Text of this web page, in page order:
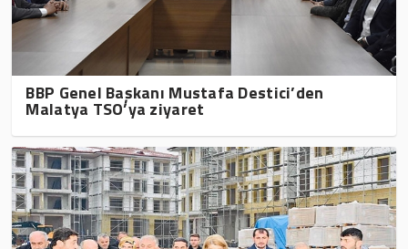
BBP Genel Başkanı Mustafa Destici’den
Malatya TSO’ya ziyaret